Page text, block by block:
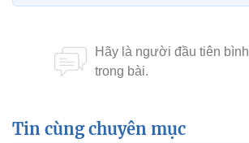
Tin cùng chuyên mục